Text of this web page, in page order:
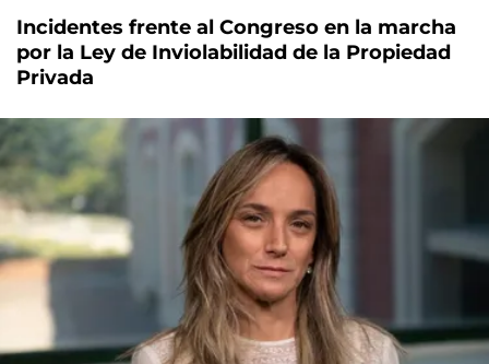
Incidentes frente al Congreso en la marcha
por la Ley de Inviolabilidad de la Propiedad
Privada